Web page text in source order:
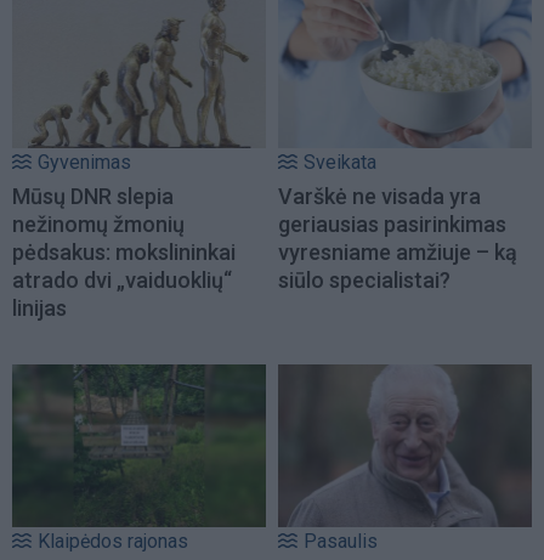
Gyvenimas
Mūsų DNR slepia
nežinomų žmonių
pėdsakus: mokslininkai
atrado dvi „vaiduoklių“
linijas
Sveikata
Varškė ne visada yra
geriausias pasirinkimas
vyresniame amžiuje – ką
siūlo specialistai?
Klaipėdos rajonas Pasaulis